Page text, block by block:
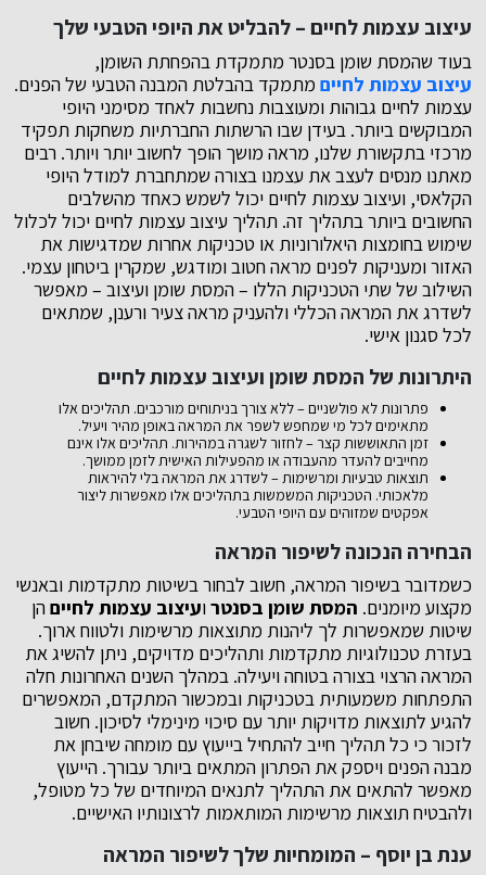
עיצוב עצמות לחיים – להבליט את היופי הטבעי שלך
בעוד שהמסת שומן בסנטר מתמקדת בהפחתת השומן,
עיצוב עצמות לחייםמתמקד בהבלטת המבנה הטבעי של הפנים.
עצמות לחיים גבוהות ומעוצבות נחשבות לאחד מסימני היופי
המבוקשים ביותר. בעידן שבו הרשתות החברתיות משחקות תפקיד
מרכזי בתקשורת שלנו, מראה מושך הופך לחשוב יותר ויותר. רבים
מאתנו מנסים לעצב את עצמנו בצורה שמתחברת למודל היופי
הקלאסי, ועיצוב עצמות לחיים יכול לשמש כאחד מהשלבים
החשובים ביותר בתהליך זה. תהליך עיצוב עצמות לחיים יכול לכלול
שימוש בחומצות היאלורוניות או טכניקות אחרות שמדגישות את
האזור ומעניקות לפנים מראה חטוב ומודגש, שמקרין ביטחון עצמי.
השילוב של שתי הטכניקות הללו – המסת שומן ועיצוב – מאפשר
לשדרג את המראה הכללי ולהעניק מראה צעיר ורענן, שמתאים
לכל סגנון אישי.
היתרונות של המסת שומן ועיצוב עצמות לחיים
פתרונות לא פולשניים – ללא צורך בניתוחים מורכבים. תהליכים אלו
מתאימים לכל מי שמחפש לשפר את המראה באופן מהיר ויעיל.
זמן התאוששות קצר – לחזור לשגרה במהירות. תהליכים אלו אינם
מחייבים להעדר מהעבודה או מהפעילות האישית לזמן ממושך.
תוצאות טבעיות ומרשימות – לשדרג את המראה בלי להיראות
מלאכותי. הטכניקות המשמשות בתהליכים אלו מאפשרות ליצור
אפקטים שמזוהים עם היופי הטבעי.
הבחירה הנכונה לשיפור המראה
כשמדובר בשיפור המראה, חשוב לבחור בשיטות מתקדמות ובאנשי
מקצוע מיומנים. המסת שומן בסנטרועיצוב עצמות לחייםהן
שיטות שמאפשרות לך ליהנות מתוצאות מרשימות ולטווח ארוך.
בעזרת טכנולוגיות מתקדמות ותהליכים מדויקים, ניתן להשיג את
המראה הרצוי בצורה בטוחה ויעילה. במהלך השנים האחרונות חלה
התפתחות משמעותית בטכניקות ובמכשור המתקדם, המאפשרים
להגיע לתוצאות מדויקות יותר עם סיכוי מינימלי לסיכון. חשוב
לזכור כי כל תהליך חייב להתחיל בייעוץ עם מומחה שיבחן את
מבנה הפנים ויספק את הפתרון המתאים ביותר עבורך. הייעוץ
מאפשר להתאים את התהליך לתנאים המיוחדים של כל מטופל,
ולהבטיח תוצאות מרשימות המותאמות לרצונותיו האישיים.
ענת בן יוסף – המומחיות שלך לשיפור המראה